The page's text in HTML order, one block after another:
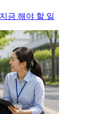
금 해야 할 일